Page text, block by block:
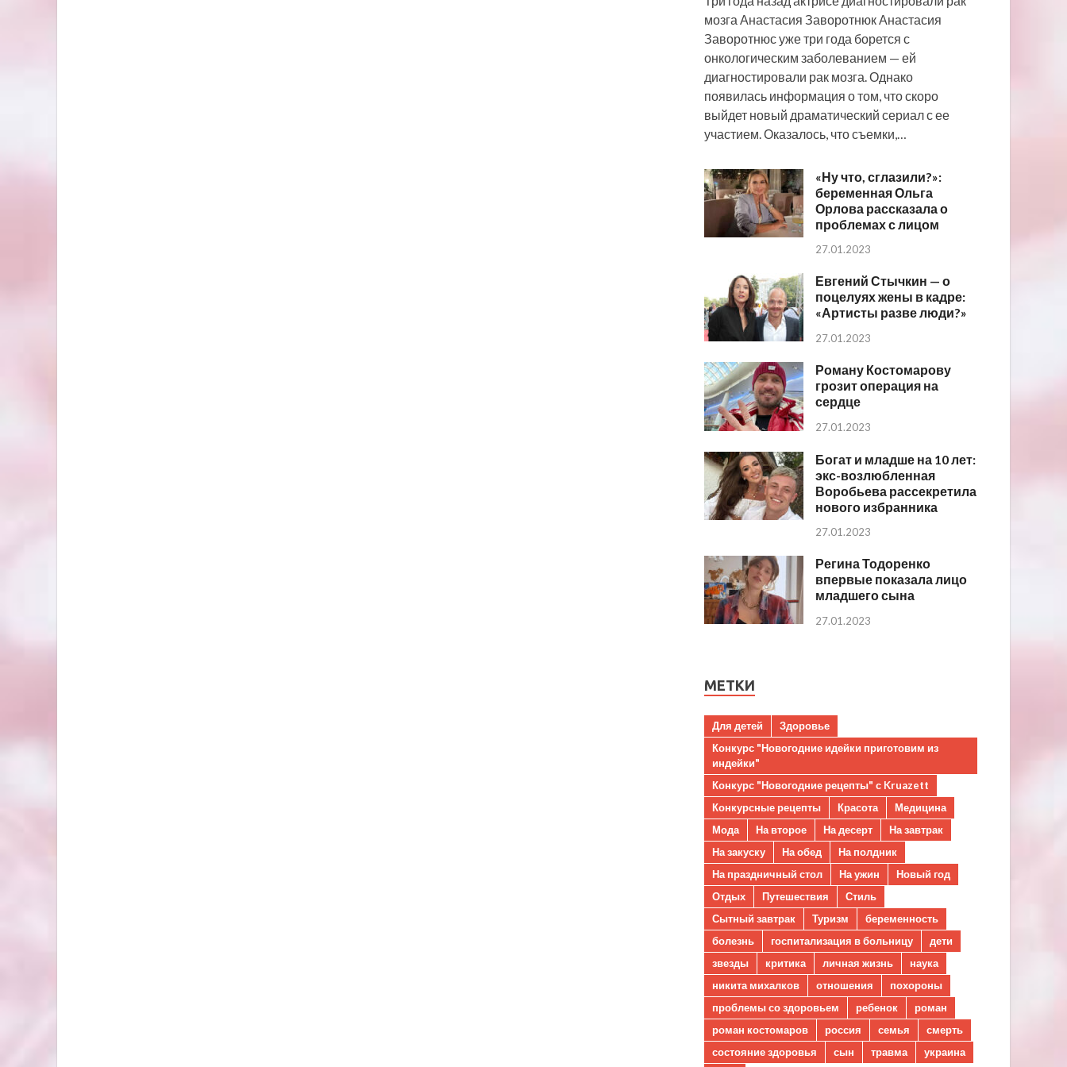
мозга Анастасия Заворотнюк Анастасия
Заворотнюс уже три года борется с
онкологическим заболеванием — ей
диагностировали рак мозга. Однако
появилась информация о том, что скоро
выйдет новый драматический сериал с ее
участием. Оказалось, что съемки,…
«Ну что, сглазили?»:
беременная Ольга
Орлова рассказала о
проблемах с лицом
27.01.2023
Евгений Стычкин — о
поцелуях жены в кадре:
«Артисты разве люди?»
27.01.2023
Роману Костомарову
грозит операция на
сердце
27.01.2023
Богат и младше на 10 лет:
экс-возлюбленная
Воробьева рассекретила
нового избранника
27.01.2023
Регина Тодоренко
впервые показала лицо
младшего сына
27.01.2023
МЕТКИ
Для детей
Здоровье
Конкурс "Новогодние идейки приготовим из
индейки"
Конкурс "Новогодние рецепты" с Kruazett
Конкурсные рецепты
Красота
Медицина
Мода
На второе На десерт
На завтрак
На закуску
На обед
На полдник
На праздничный стол
На ужин
Новый год
Отдых
Путешествия
Стиль
Сытный завтрак
Туризм
беременность
болезнь
госпитализация в больницу
дети
звезды
критика личная жизнь
наука
никита михалков
отношения
похороны
проблемы со здоровьем
ребенок
роман
роман костомаров
россия семья
смерть
состояние здоровья
сын травма украина